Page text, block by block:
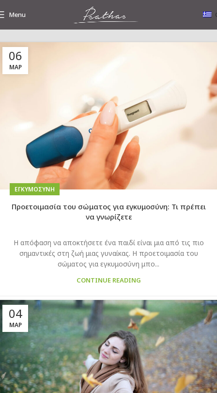
Menu
Tag Archives: Γυναικολόγος
06
ΜΑΡ
EΓΚΥΜΟΣΎΝΗ
Προετοιμασία του σώματος για εγκυμοσύνη: Τι πρέπει
να γνωρίζετε
Η απόφαση να αποκτήσετε ένα παιδί είναι μια από τις πιο
σημαντικές στη ζωή μιας γυναίκας. Η προετοιμασία του
σώματος για εγκυμοσύνη μπο...
CONTINUE READING
04
ΜΑΡ